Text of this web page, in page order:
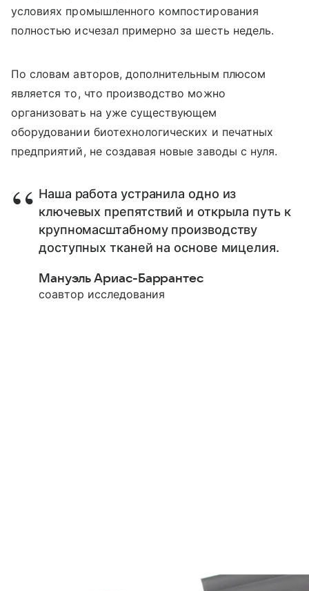
условиях промышленного компостирования
полностью исчезал примерно за шесть недель.
По словам авторов, дополнительным плюсом
является то, что производство можно
организовать на уже существующем
оборудовании биотехнологических и печатных
предприятий, не создавая новые заводы с нуля.
Наша работа устранила одно из
ключевых препятствий и открыла путь к
крупномасштабному производству
доступных тканей на основе мицелия.
Мануэль Ариас-Баррантес
соавтор исследования